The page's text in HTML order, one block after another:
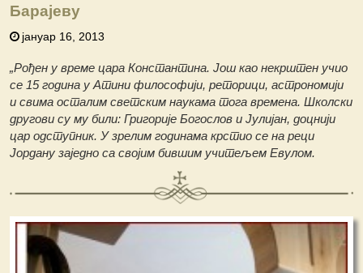
Барајеву
јануар 16, 2013
„Рођен у време цара Константина. Још као некрштен учио
се 15 година у Атини философији, реторици, астрономији
и свима осталим светским наукама тога времена. Школски
другови су му били: Григорије Богослов и Јулијан, доцнији
цар одступник. У зрелим годинама крстио се на реци
Јордану заједно са својим бившим учитељем Евулом.